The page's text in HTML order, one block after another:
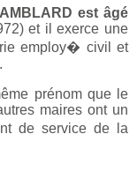
est âgé
et il exerce une
employ� civil et
prénom que le
maires ont un
de service de la